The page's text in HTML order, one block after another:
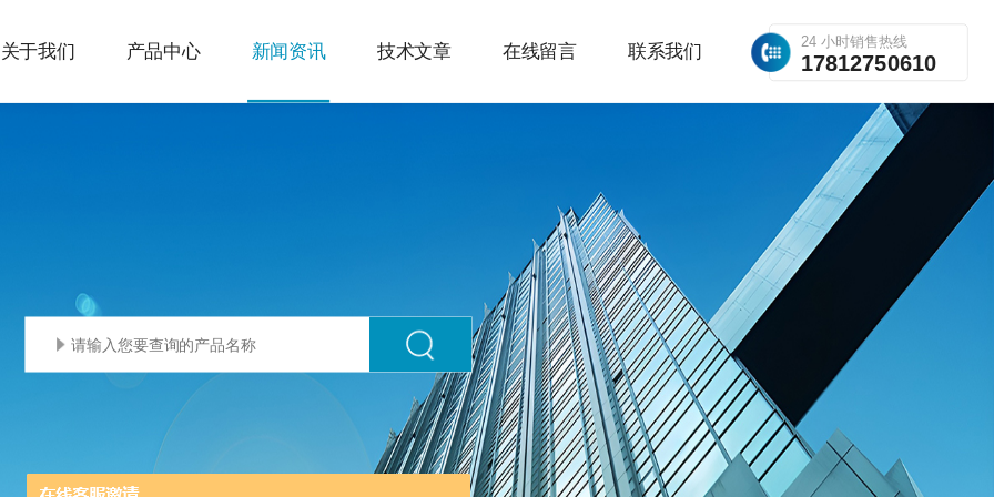
24 小时销售热线
17812750610
关于我们 产品中心 新闻资讯 技术文章 在线留言 联系我们